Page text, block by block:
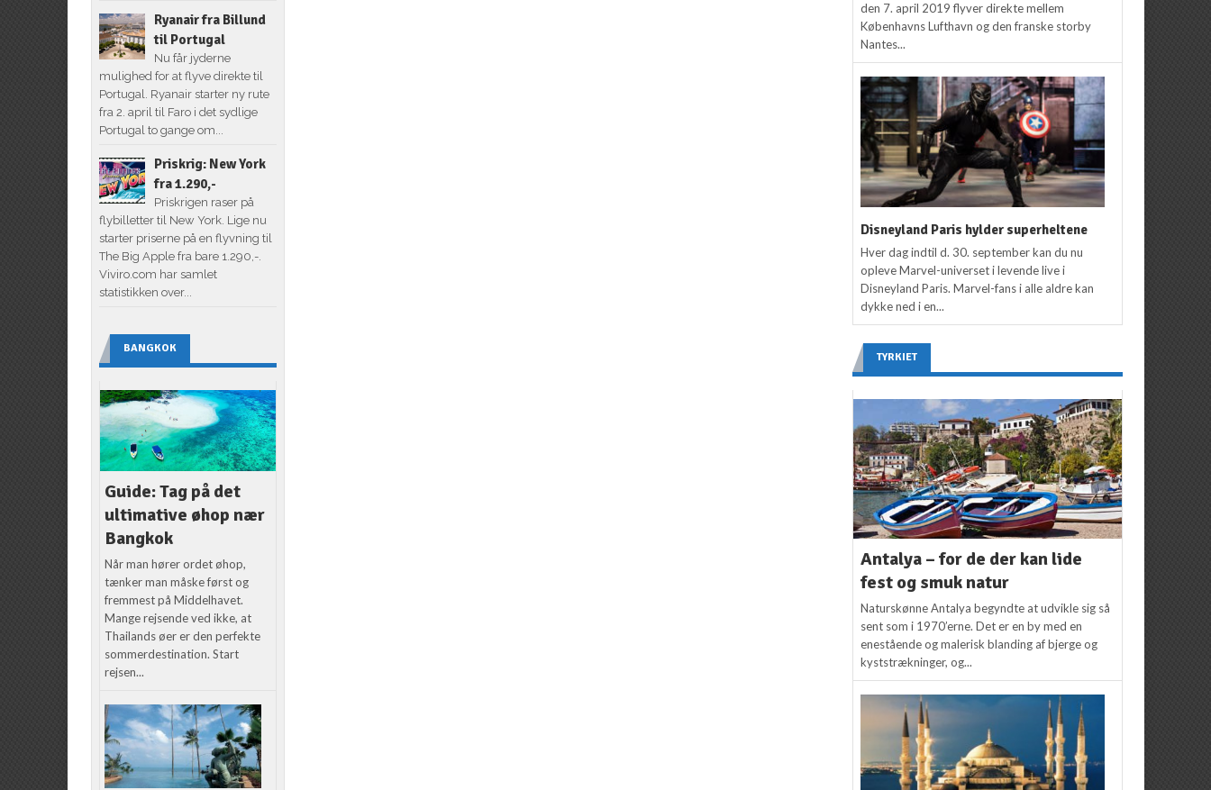
Ryanair fra Billund
til Portugal
Nu får jyderne
mulighed for at flyve direkte til
Portugal. Ryanair starter ny rute
fra 2. april til Faro i det sydlige
Portugal to gange om...
Priskrig: New York
fra 1.290,-
Priskrigen raser på
flybilletter til New York. Lige nu
starter priserne på en flyvning til
The Big Apple fra bare 1.290,-.
Viviro.com har samlet
statistikken over...
BANGKOK
Guide: Tag på det
ultimative øhop nær
Bangkok
Når man hører ordet øhop,
tænker man måske først og
fremmest på Middelhavet.
Mange rejsende ved ikke, at
Thailands øer er den perfekte
sommerdestination. Start
rejsen...
den 7. april 2019 flyver direkte mellem
Københavns Lufthavn og den franske storby
Nantes...
Disneyland Paris hylder superheltene
Hver dag indtil d. 30. september kan du nu
opleve Marvel-universet i levende live i
Disneyland Paris. Marvel-fans i alle aldre kan
dykke ned i en...
TYRKIET
Antalya – for de der kan lide
fest og smuk natur
Naturskønne Antalya begyndte at udvikle sig så
sent som i 1970’erne. Det er en by med en
enestående og malerisk blanding af bjerge og
kyststrækninger, og...